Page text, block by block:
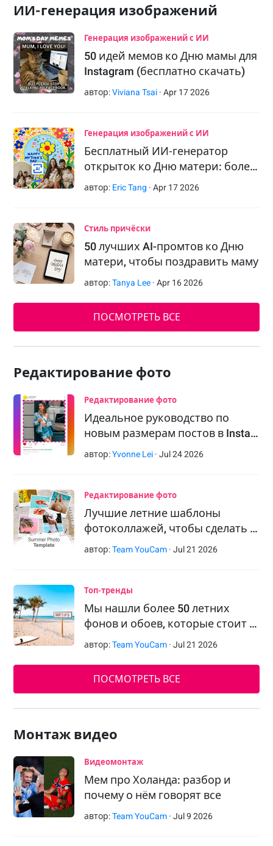
ИИ-генерация изображений
Генерация изображений с ИИ
50 идей мемов ко Дню мамы для
Instagram (бесплатно скачать)
автор:Viviana Tsai ·Apr 17 2026
Генерация изображений с ИИ
Бесплатный ИИ‑генератор
открыток ко Дню матери: боле…
автор: Eric Tang ·Apr 17 2026
Стиль причёски
50 лучших AI-промтов ко Дню
матери, чтобы поздравить маму
автор:Tanya Lee ·Apr 16 2026
ПОСМОТРЕТЬ ВСЕ
Редактирование фото
Редактирование фото
Идеальное руководство по
новым размерам постов в Insta…
автор:Yvonne Lei ·Jul 24 2026
Редактирование фото
Лучшие летние шаблоны
фотоколлажей, чтобы сделать …
автор:Team YouCam ·Jul 21 2026
Топ-тренды
Мы нашли более 50 летних
фонов и обоев, которые стоит …
автор:Team YouCam ·Jul 21 2026
ПОСМОТРЕТЬ ВСЕ
Монтаж видео
Видеомонтаж
Мем про Холанда: разбор и
почему о нём говорят все
автор:Team YouCam ·Jul 9 2026